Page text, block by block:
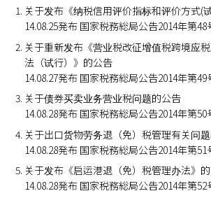
关于发布《纳税信用评价指标和评价方式(
14.08.25発布 国家税務総局公告2014年第48
关于重新发布《营业税改征增值税跨境应
法（试行）》的公告
14.08.27発布 国家税務総局公告2014年第49
关于债券买卖业务营业税问题的公告
14.08.28発布 国家税務総局公告2014年第50
关于出口货物劳务退（免）税管理有关问
14.08.28発布 国家税務総局公告2014年第
关于发布《启运港退（免）税管理办法》
14.08.28発布 国家税務総局公告2014年第52